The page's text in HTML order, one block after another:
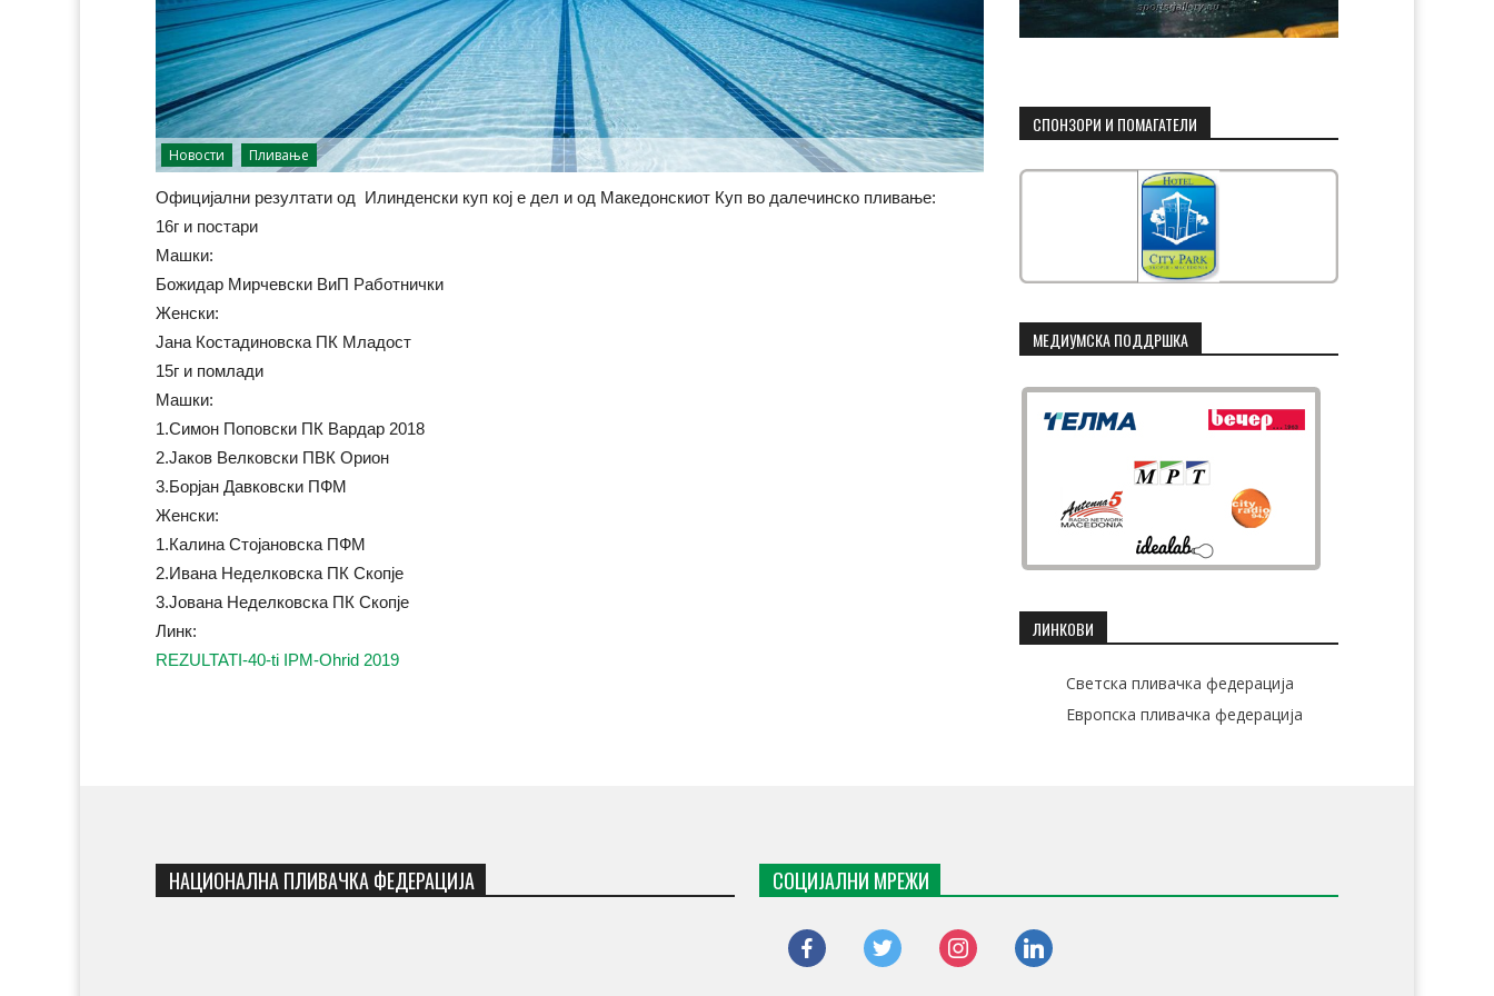
Новости Пливање
Официјални резултати од Илинденски куп кој е дел и од Македонскиот Куп во далечинско пливање:
16г и постари
Машки:
Божидар Мирчевски ВиП Работнички
Женски:
Јана Костадиновска ПК Младост
15г и помлади
Машки:
1.Симон Поповски ПК Вардар 2018
2.Јаков Велковски ПВК Орион
3.Борјан Давковски ПФМ
Женски:
1.Калина Стојановска ПФМ
2.Ивана Неделковска ПК Скопје
3.Јована Неделковска ПК Скопје
Линк:
REZULTATI-40-ti IPM-Ohrid 2019
СПОНЗОРИ И ПОМАГАТЕЛИ
МЕДИУМСКА ПОДДРШКА
ЛИНКОВИ
Светска пливачка федерација
Европска пливачка федерација
НАЦИОНАЛНА ПЛИВАЧКА ФЕДЕРАЦИЈА СОЦИЈАЛНИ МРЕЖИ
facebook twitter instagram linkedin